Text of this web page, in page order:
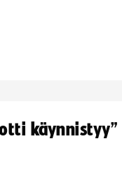
käynnistyy”